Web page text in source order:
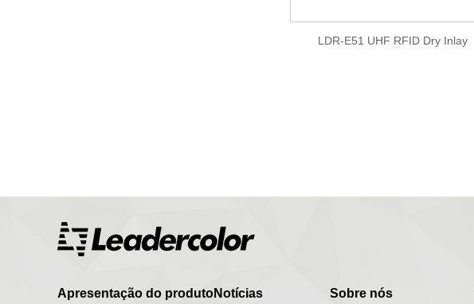
LDR-E51 UHF RFID Dry Inlay
Apresentação do produtoNotícias Sobre nós